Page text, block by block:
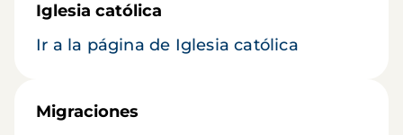
Iglesia católica
Ir a la página de Iglesia católica
Migraciones